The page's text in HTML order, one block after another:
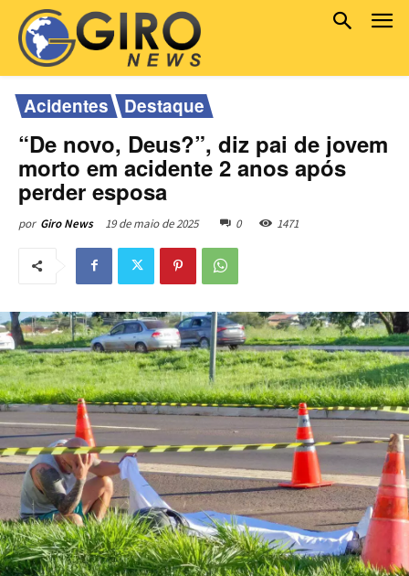
Acidentes Destaque
“De novo, Deus?”, diz pai de jovem
morto em acidente 2 anos após
perder esposa
por Giro News 19 de maio de 2025 0 1471